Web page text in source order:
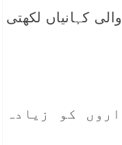
کہانیاں لکھتی
کو زیادہ